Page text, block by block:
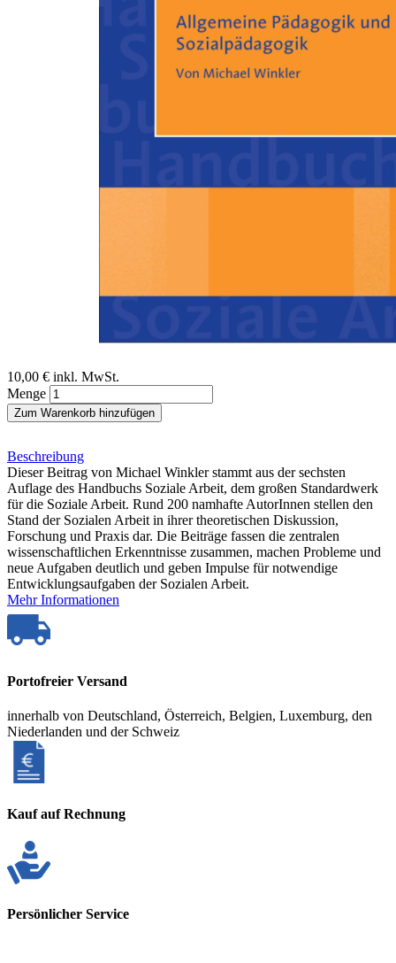
Allgemeine Pädagogik und
10,00 € inkl. MwSt.
Menge
Zum Warenkorb hinzufügen
Beschreibung
Dieser Beitrag von Michael Winkler stammt aus der sechsten
Auflage des Handbuchs Soziale Arbeit, dem großen Standardwerk
für die Soziale Arbeit. Rund 200 namhafte AutorInnen stellen den
Stand der Sozialen Arbeit in ihrer theoretischen Diskussion,
Forschung und Praxis dar. Die Beiträge fassen die zentralen
wissenschaftlichen Erkenntnisse zusammen, machen Probleme und
neue Aufgaben deutlich und geben Impulse für notwendige
Entwicklungsaufgaben der Sozialen Arbeit.
Mehr Informationen
Portofreier Versand
innerhalb von Deutschland, Österreich, Belgien, Luxemburg, den
Niederlanden und der Schweiz
Kauf auf Rechnung
Persönlicher Service